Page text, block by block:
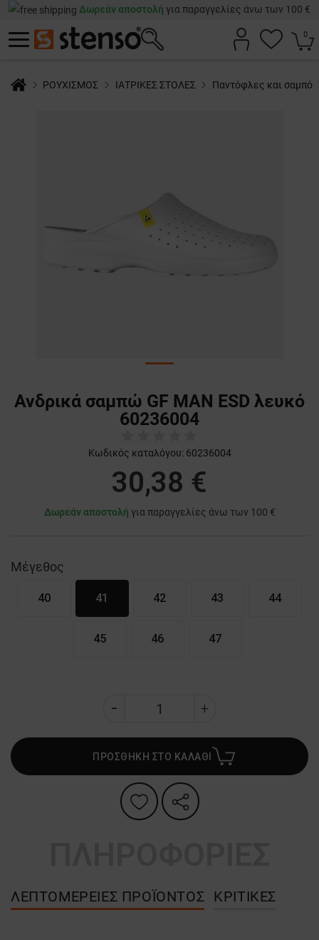
Δωρεάν αποστολή για παραγγελίες άνω των 100 €
0
ΡΟΥΧΙΣΜΟΣ ΙΑΤΡΙΚΕΣ ΣΤΟΛΕΣ Παντόφλες και σαμπό
Ανδρικά σαμπώ GF MAN ESD λευκό
60236004
Κωδικός καταλόγου: 60236004
30,38 €
Δωρεάν αποστολή για παραγγελίες άνω των 100 €
Μέγεθος
40 41 42 43 44
45 46 47
ΠΡΟΣΘΗΚΗ ΣΤΟ ΚΑΛΑΘΙ
ΛΕΠΤΟΜΈΡΕΙΕΣ ΠΡΟΪΌΝΤΟΣ ΚΡΙΤΙΚΈΣ